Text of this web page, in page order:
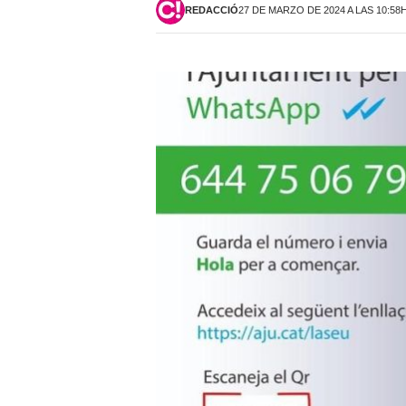
REDACCIÓ27 DE MARZO DE 2024 A LAS